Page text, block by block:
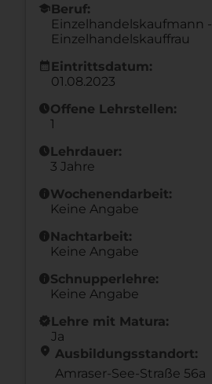
schoolBeruf:
Einzelhandelskaufmann -
Einzelhandelskauffrau
calendar_month Eintrittsdatum:
01.08.2023
scheduleOffene Lehrstellen:
1
scheduleLehrdauer:
3 Jahre
infoWochenendarbeit:
Keine Angabe
infoNachtarbeit:
Keine Angabe
infoSchnupperlehre:
Keine Angabe
new_releasesLehre mit Matura:
Ja
location_on Ausbildungsstandort:
Amraser-See-Straße 56a